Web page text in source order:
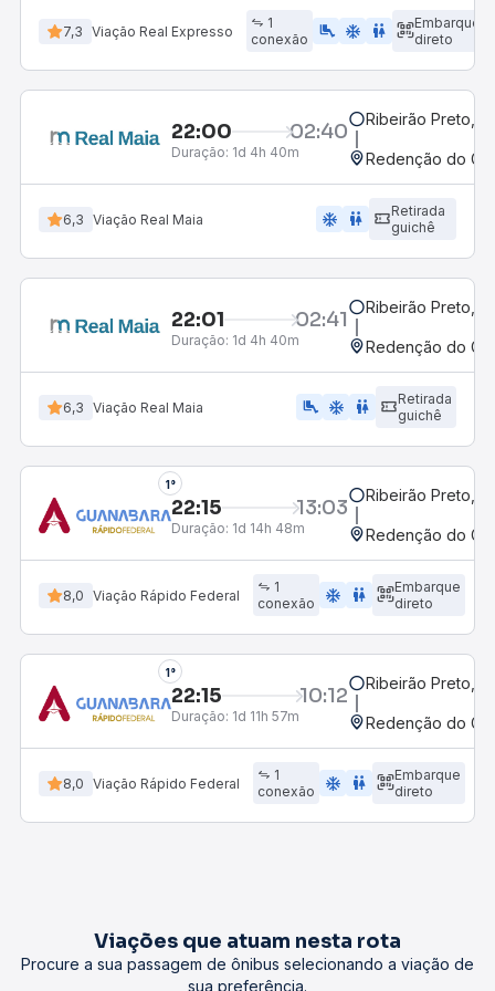
7,3 Viação Real Expresso
1
conexão
airline_seat_legroom_extra ac_unit WC
Embarque
direto
22:00 02:40
Duração: 1d 4h 40m
Ribeirão Preto,
Redenção do
6,3 Viação Real Maia ac_unit wc
Retirada
guichê
22:01 02:41
Duração: 1d 4h 40m
Ribeirão Preto,
Redenção do
6,3 Viação Real Maia airline_seat_legroom_extra ac_unit wc
Retirada
guichê
1°
22:15 13:03
Duração: 1d 14h 48m
Ribeirão Preto,
Redenção do
8,0 Viação Rápido Federal
1
conexão
ac_unit wc
Embarque
direto
1°
22:15 10:12
Duração: 1d 11h 57m
Ribeirão Preto,
Redenção do
8,0 Viação Rápido Federal
1
conexão
ac_unit wc
Embarque
direto
Viações que atuam nesta rota
Procure a sua passagem de ônibus selecionando a viação de
sua preferência.